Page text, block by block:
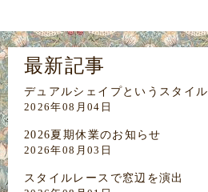
最新記事
デュアルシェイプというスタイル
2026年08月04日
2026夏期休業のお知らせ
2026年08月03日
スタイルレースで窓辺を演出